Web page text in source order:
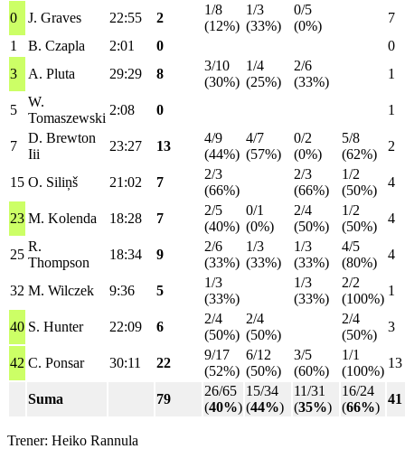
0 J. Graves 22:55 2
1/8
(12%)
1/3
(33%)
0/5
(0%)
7
1
B. Czapla 2:01 0
0
3
A. Pluta 29:29 8
3/10
(30%)
1/4
(25%)
2/6
(33%)
1
5
W.
Tomaszewski
2:08 0 1
7
D. Brewton
Iii
23:27 13
4/9
(44%)
4/7
(57%)
0/2
(0%)
5/8
(62%)
2
15 O. Siliņš 21:02 7
2/3
(66%)
2/3
(66%)
1/2
(50%)
4
23 M. Kolenda 18:28 7
2/5
(40%)
0/1
(0%)
2/4
(50%)
1/2
(50%)
4
25
R.
Thompson
18:34 9
2/6
(33%)
1/3
(33%)
1/3
(33%)
4/5
(80%)
4
32 M. Wilczek 9:36 5
1/3
(33%)
1/3
(33%)
2/2
(100%)
1
40 S. Hunter 22:09 6
2/4
(50%)
2/4
(50%)
2/4
(50%)
3
42 C. Ponsar 30:11 22
9/17
(52%)
6/12
(50%)
3/5
(60%)
1/1
(100%)
13
Suma 79
26/65
(40%)
15/34
(44%)
11/31
(35%)
16/24
(66%)
41
Trener: Heiko Rannula